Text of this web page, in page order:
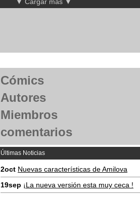
Cómics
Autores
Miembros
comentarios
Últimas Noticias
2oct Nuevas características de Amilova
19sep ¡La nueva versión esta muy ceca !